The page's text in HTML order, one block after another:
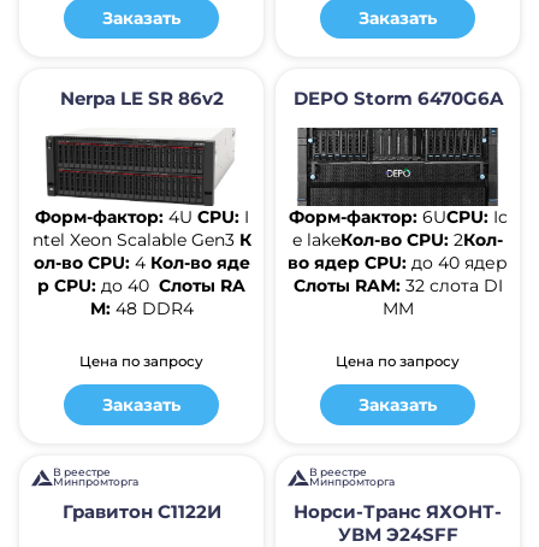
Заказать Заказать
Nerpa LE SR 86v2
Форм-фактор:4U CPU: I
ntel Xeon Scalable Gen3 К
ол-во CPU: 4 Кол-во яде
р CPU: до 40 Слоты RA
M: 48 DDR4
Цена по запросу
Заказать
DEPO Storm 6470G6A
Форм-фактор:6UCPU:Ic
e lakeКол-во CPU: 2Кол-
во ядер CPU: до 40 ядер
Слоты RAM:32 слота DI
MM
Цена по запросу
Заказать
В реестре
Минпромторга
Гравитон С1122И
В реестре
Минпромторга
Норси-Транс ЯХОНТ-
УВМ Э24SFF